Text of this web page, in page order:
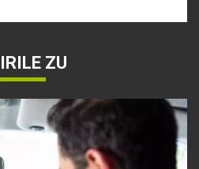
ZU